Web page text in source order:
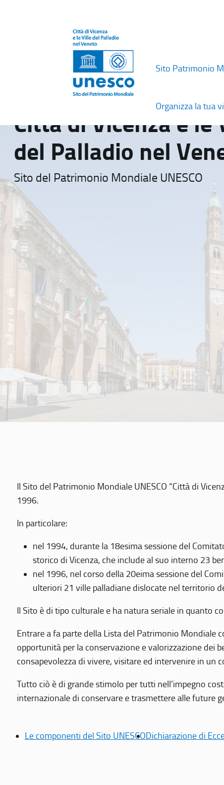
Sito Patrimonio
Organizza la tua
Città di Vicenza e le
del Palladio nel
Sito del Patrimonio Mondiale UNESCO
Il Sito del Patrimonio Mondiale UNESCO “Città di
1996.
In particolare:
nel 1994, durante la 18esima sessione del
storico di Vicenza, che include al suo interno 23
nel 1996, nel corso della 20eima sessione del
ulteriori 21 ville palladiane dislocate nel territorio
Il Sito è di tipo culturale e ha natura seriale in quanto
Entrare a fa parte della Lista del Patrimonio Mondiale
opportunità per la conservazione e valorizzazione dei
consapevolezza di vivere, visitare ed intervenire in
Tutto ciò è di grande stimolo per tutti nell’impegno
internazionale di conservare e trasmettere alle future
Le componenti del Sito UNESCODichiarazione di